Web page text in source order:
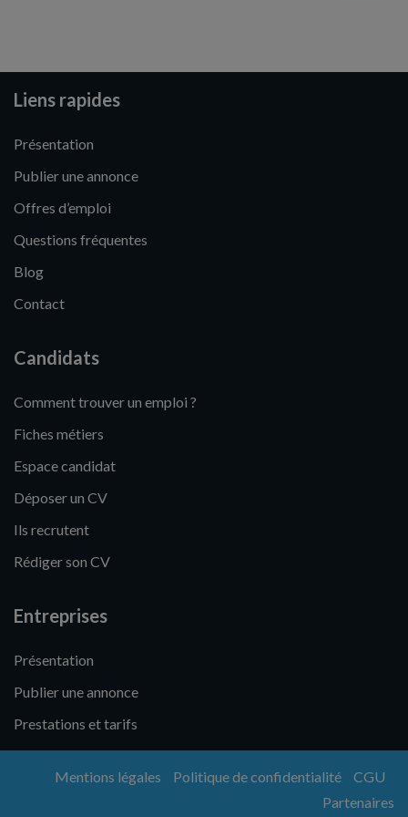
Liens rapides
Présentation
Publier une annonce
Offres d’emploi
Questions fréquentes
Blog
Contact
Candidats
Comment trouver un emploi ?
Fiches métiers
Espace candidat
Déposer un CV
Ils recrutent
Rédiger son CV
Entreprises
Présentation
Publier une annonce
Prestations et tarifs
Mentions légales Politique de confidentialité
CGU
Partenaires